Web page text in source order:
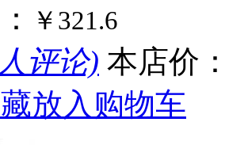
￥321.6
评论) 本店价
放入购物车